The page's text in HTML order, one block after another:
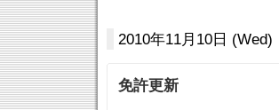
2010年11月10日 (Wed)
免許更新